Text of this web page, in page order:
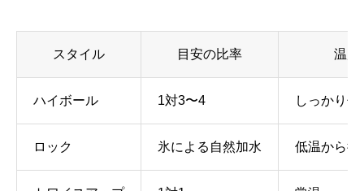
スタイル 目安の比率 温度
ハイボール 1対3〜4 しっかり低
ロック 氷による自然加水 低温から徐